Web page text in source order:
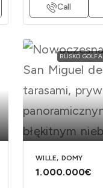
Call
BLISKO GOLFA
WILLE, DOMY
1.000.000€